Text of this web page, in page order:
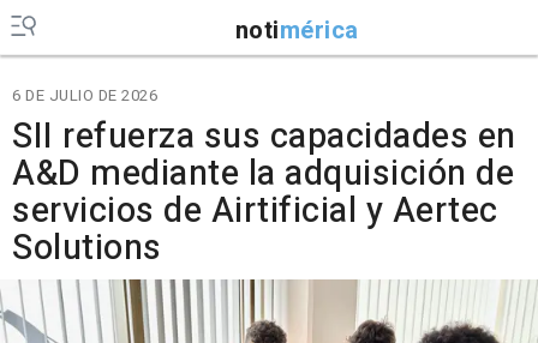
notimérica
6 DE JULIO DE 2026
SII refuerza sus capacidades en
A&D mediante la adquisición de
servicios de Airtificial y Aertec
Solutions